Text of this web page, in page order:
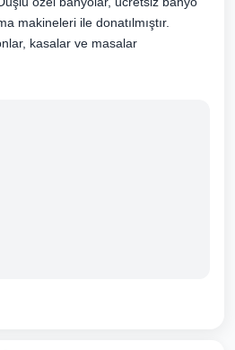
makineleri ile donatılmıştır.
kasalar ve masalar